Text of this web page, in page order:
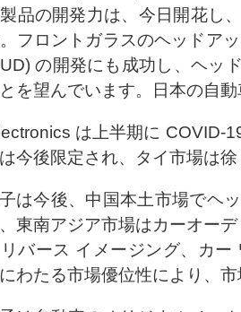
品の開発力は、今日開花し
フロントガラスのヘッドア
の開発にも成功し、ヘッ
を望んでいます。日本の自
は上半期に COVID-
今後限定され、タイ市場は
は今後、中国本土市場でヘ
東南アジア市場はカーオー
バース イメージング、カ
わたる市場優位性により、